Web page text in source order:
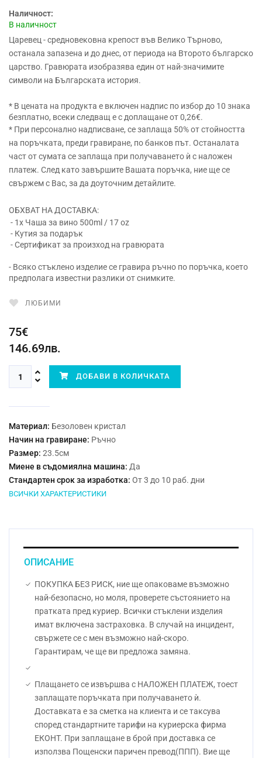
Наличност:
В наличност
Царевец - средновековна крепост във Велико Търново,
останала запазена и до днес, от периода на Второто българско
царство. Гравюрата изобразява един от най-значимите
символи на Българската история.
* В цената на продукта е включен надпис по избор до 10 знака
безплатно, всеки следващ е с доплащане от 0,26€.
* При персонално надписване, се заплаща 50% от стойността
на поръчката, преди гравиране, по банков път. Останалата
част от сумата се заплаща при получаването ѝ с наложен
платеж. След като завършите Вашата поръчка, ние ще се
свържем с Вас, за да доуточним детайлите.
ОБХВАТ НА ДОСТАВКА:
- 1x Чаша за вино 500ml / 17 oz
- Кутия за подарък
- Сертификат за произход на гравюрата
- Всяко стъклено изделие се гравира ръчно по поръчка, което
предполага известни разлики от снимките.
ЛЮБИМИ
75€
146.69лв.
ДОБАВИ В КОЛИЧКАТА
Материал: Безоловен кристал
Начин на гравиране: Ръчно
Размер: 23.5см
Миене в съдомиялна машина: Да
Стандартен срок за изработка: От 3 до 10 раб. дни
ВСИЧКИ ХАРАКТЕРИСТИКИ
ОПИСАНИЕ
ПОКУПКА БЕЗ РИСК, ние ще опаковаме възможно
най-безопасно, но моля, проверете състоянието на
пратката пред куриер. Всички стъклени изделия
имат включена застраховка. В случай на инцидент,
свържете се с мен възможно най-скоро.
Гарантирам, че ще ви предложа замяна.
Плащането се извършва с НАЛОЖЕН ПЛАТЕЖ, тоест
заплащате поръчката при получаването ѝ.
Доставката е за сметка на клиента и се таксува
според стандартните тарифи на куриерска фирма
ЕКОНТ. При заплащане в брой при доставка се
използва Пощенски паричен превод(ППП). Вие ще